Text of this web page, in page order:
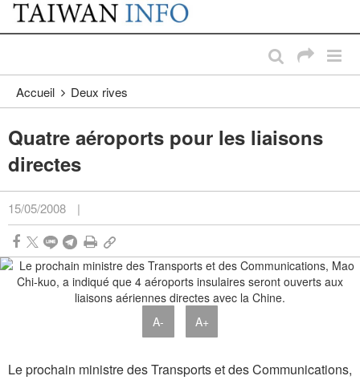
Passer au contenu principal
:::
Accueil Deux rives
Quatre aéroports pour les liaisons
directes
15/05/2008 |
A- A+
Le prochain ministre des Transports et des Communications,